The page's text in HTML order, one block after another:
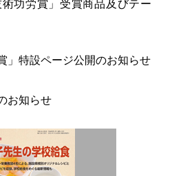
」特設ページ公開のお知らせ
お知らせ